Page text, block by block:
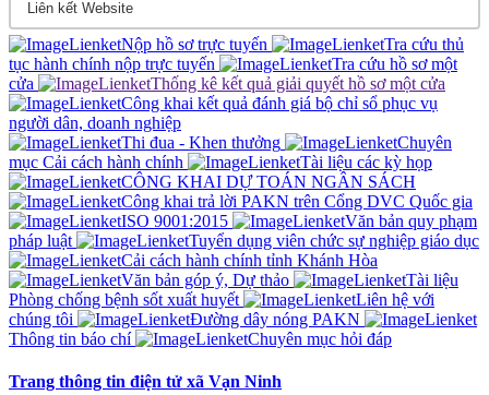
Nộp hồ sơ trực tuyến
Tra cứu thủ
tục hành chính nộp trực tuyến
Tra cứu hồ sơ một
cửa
Thống kê kết quả giải quyết hồ sơ một cửa
Công khai kết quả đánh giá bộ chỉ sổ phục vụ
người dân, doanh nghiệp
Thi đua - Khen thưởng
Chuyên
mục Cải cách hành chính
Tài liệu các kỳ họp
CÔNG KHAI DỰ TOÁN NGÂN SÁCH
Công khai trả lời PAKN trên Cổng DVC Quốc gia
ISO 9001:2015
Văn bản quy phạm
pháp luật
Tuyển dụng viên chức sự nghiệp giáo dục
Cải cách hành chính tỉnh Khánh Hòa
Văn bản góp ý, Dự thảo
Tài liệu
Phòng chống bệnh sốt xuất huyết
Liên hệ với
chúng tôi
Đường dây nóng PAKN
Thông tin báo chí
Chuyên mục hỏi đáp
Trang thông tin điện tử xã Vạn Ninh